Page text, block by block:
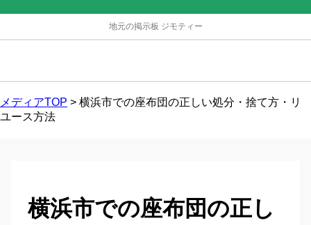
地元の掲示板 ジモティー
メディアTOP > 横浜市での座布団の正しい処分・捨て方・リ
ユース方法
横浜市での座布団の正し